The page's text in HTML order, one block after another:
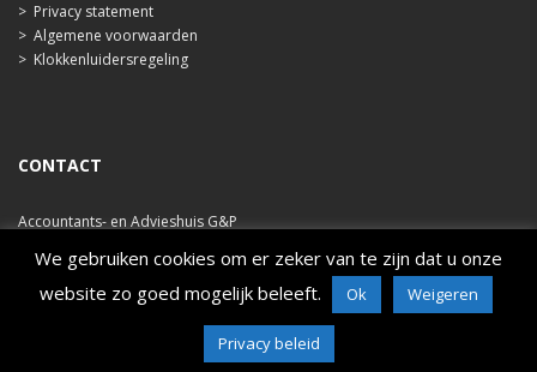
> Privacy statement
> Algemene voorwaarden
> Klokkenluidersregeling
CONTACT
Accountants- en Advieshuis G&P
4421 EA Kapelle
tel. 0113 348 786
We gebruiken cookies om er zeker van te zijn dat u onze
website zo goed mogelijk beleeft.
Ok Weigeren
Privacy beleid